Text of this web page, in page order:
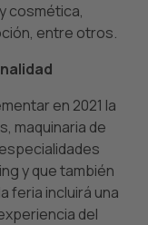
cosmética,
entre otros.
en 2021 la
maquinaria de
y que también
feria incluirá una
del